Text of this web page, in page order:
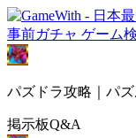
事前ガチャ ゲーム
パズドラ攻略｜パ
掲示板Q&A